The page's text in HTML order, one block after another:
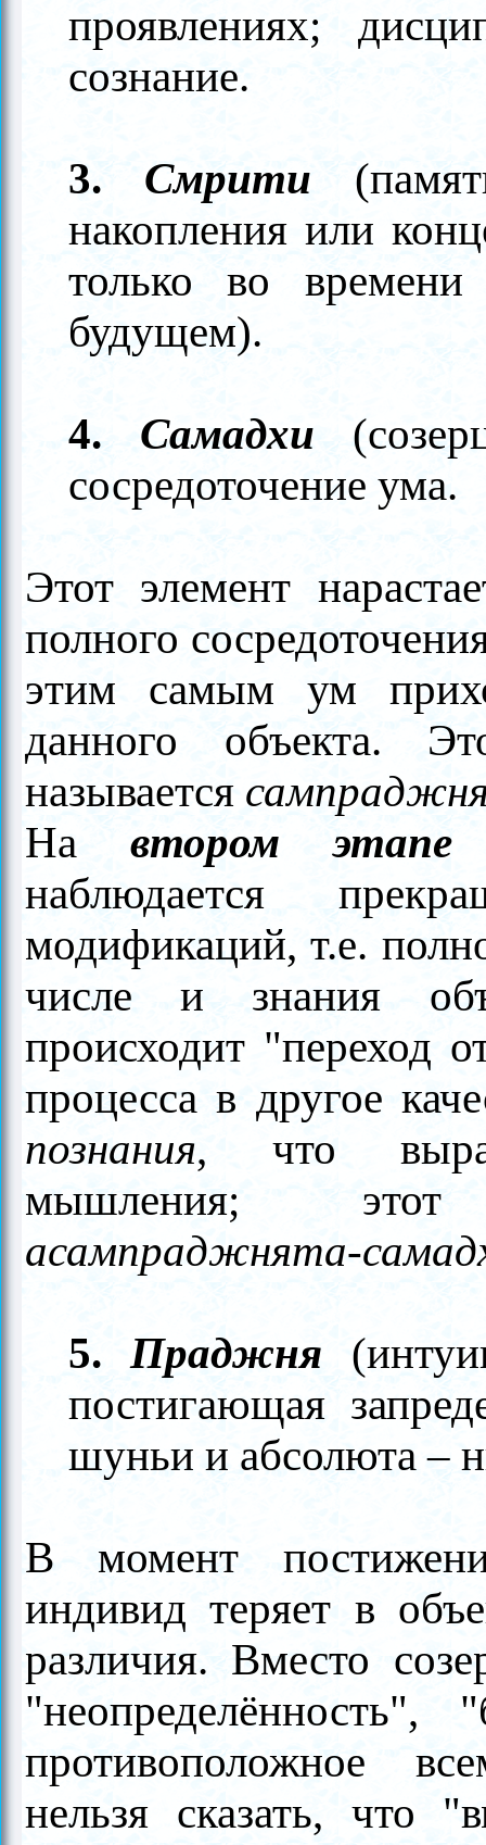
проявлениях;
сознание.
3. Смрити
накопления или
только во
будущем).
4. Самадхи
сосредоточение ума.
Этот элемент
полного
этим самым ум
данного объекта.
называется
Навтором этапе
наблюдается
модификаций, т.е.
числе и знания
происходит "переход
процесса в другое
познания, что
мышления; этот
асампраджнята-
5. Праджня
постигающая
шуньи и абсолюта–
В момент
индивид теряет в
различия. Вместо
"неопределённость",
противоположное
нельзя сказать, что